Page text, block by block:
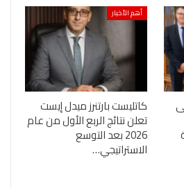
أهم الأخبار
كاتليست بارتنرز ميدل إيست
تعلن نتائج الربع الأول من عام
2026 بعد التوسع
الاستراتيجي…